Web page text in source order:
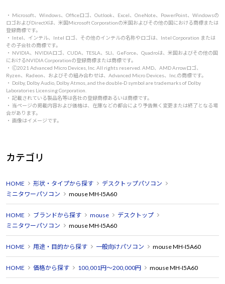
・ Microsoft、Windows、Officeロゴ、Outlook、Excel、OneNote、PowerPoint、Windowsの
ロゴおよびDirectXは、米国Microsoft Corporationの米国およびその他の国における商標または
登録商標です。
・ Intel、インテル、Intel ロゴ、その他のインテルの名称やロゴは、Intel Corporation または
その子会社の商標です。
・ NVIDIA、NVIDIAロゴ、CUDA、TESLA、SLI、GeForce、Quadroは、米国およびその他の国
におけるNVIDIA Corporationの登録商標または商標です。
・ 🄫2021 Advanced Micro Devices, Inc. All rights reserved. AMD、AMD Arrowロゴ、
Ryzen、Radeon、およびその組み合わせは、Advanced Micro Devices、Inc.の商標です。
・ Dolby, Dolby Audio, Dolby Atmos, and the double-D symbol are trademarks of Dolby
Laboratories Licensing Corporation.
・ 記載されている製品名等は各社の登録商標あるいは商標です。
・ 当ページの掲載内容および価格は、在庫などの都合により予告無く変更または終了となる場
合があります。
・ 画像はイメージです。
カテゴリ
HOME 形状・タイプから探す
デスクトップパソコン
ミニタワーパソコン
mouse MH-I5A60
HOME ブランドから探す mouse
デスクトップ
ミニタワーパソコン
mouse MH-I5A60
HOME 用途・目的から探す 一般向けパソコン mouse MH-I5A60
HOME 価格から探す 100,001円～200,000円 mouse MH-I5A60